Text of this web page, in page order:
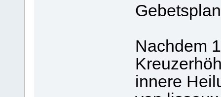
Nachdem
innere